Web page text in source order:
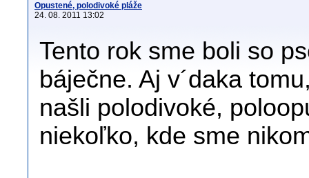
Opustené, polodivoké pláže
24. 08. 2011 13:02
Tento rok sme boli so
báječne. Aj v´daka
našli polodivoké,
niekoľko, kde sme